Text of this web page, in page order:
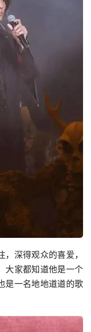
深得观众的喜爱，
大家都知道他是一个
是一名地地道道的歌